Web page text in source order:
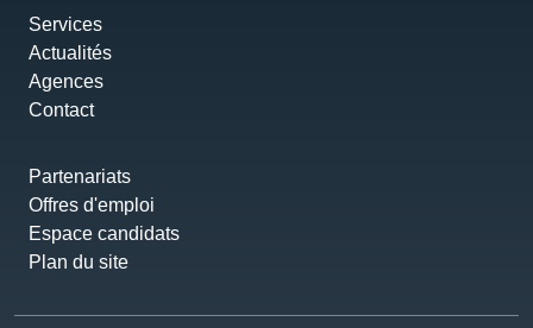
Services
Actualités
Agences
Contact
Partenariats
Offres d'emploi
Espace candidats
Plan du site